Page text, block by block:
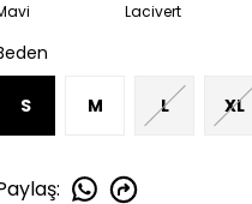
Lacivert
S M L XL
: